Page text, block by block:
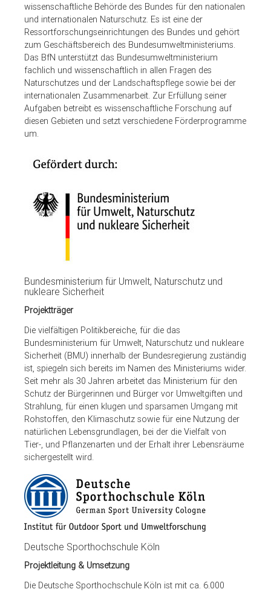
wissenschaftliche Behörde des Bundes für den nationalen
und internationalen Naturschutz. Es ist eine der
Ressortforschungseinrichtungen des Bundes und gehört
zum Geschäftsbereich des Bundesumweltministeriums.
Das BfN unterstützt das Bundesumweltministerium
fachlich und wissenschaftlich in allen Fragen des
Naturschutzes und der Landschaftspflege sowie bei der
internationalen Zusammenarbeit. Zur Erfüllung seiner
Aufgaben betreibt es wissenschaftliche Forschung auf
diesen Gebieten und setzt verschiedene Förderprogramme
um.
Bundesministerium für Umwelt, Naturschutz und
nukleare Sicherheit
Projektträger
Die vielfältigen Politikbereiche, für die das
Bundesministerium für Umwelt, Naturschutz und nukleare
Sicherheit (BMU) innerhalb der Bundesregierung zuständig
ist, spiegeln sich bereits im Namen des Ministeriums wider.
Seit mehr als 30 Jahren arbeitet das Ministerium für den
Schutz der Bürgerinnen und Bürger vor Umweltgiften und
Strahlung, für einen klugen und sparsamen Umgang mit
Rohstoffen, den Klimaschutz sowie für eine Nutzung der
natürlichen Lebensgrundlagen, bei der die Vielfalt von
Tier-, und Pflanzenarten und der Erhalt ihrer Lebensräume
sichergestellt wird.
Deutsche Sporthochschule Köln
Projektleitung & Umsetzung
Die Deutsche Sporthochschule Köln ist mit ca. 6.000